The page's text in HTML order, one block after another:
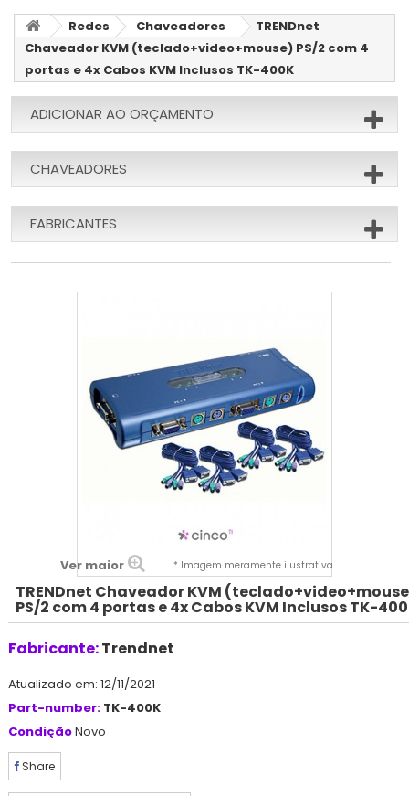
Redes Chaveadores
TRENDnet
Chaveador KVM (teclado+video+mouse) PS/2 com 4
portas e 4x Cabos KVM Inclusos TK-400K
ADICIONAR AO ORÇAMENTO
CHAVEADORES
FABRICANTES
Ver maior * Imagem meramente ilustrativa
TRENDnet Chaveador KVM
PS/2 com 4 portas e 4x Cabos KVM Inclusos TK-
Fabricante:Trendnet
Atualizado em: 12/11/2021
Part-number: TK-400K
CondiçãoNovo
Share